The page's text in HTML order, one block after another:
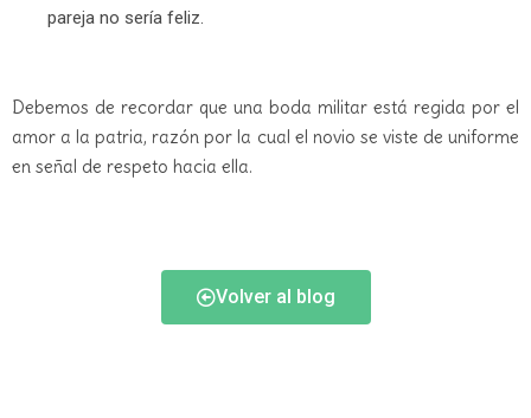
pareja no sería feliz.
Debemos de recordar que una boda militar está regida por el
amor a la patria, razón por la cual el novio se viste de uniforme
en señal de respeto hacia ella.
Volver al blog